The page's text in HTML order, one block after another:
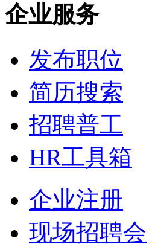
企业服务
发布职位
简历搜索
招聘普工
HR工具箱
企业注册
现场招聘会